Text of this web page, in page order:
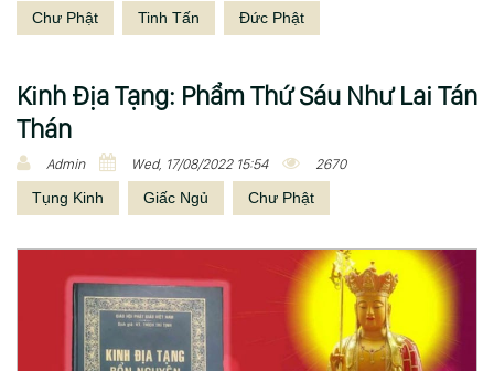
Chư Phật Tinh Tấn Đức Phật
Kinh Ðịa Tạng: Phẩm Thứ Sáu Như Lai Tán
Thán
Admin Wed, 17/08/2022 15:54 2670
Tụng Kinh Giấc Ngủ Chư Phật